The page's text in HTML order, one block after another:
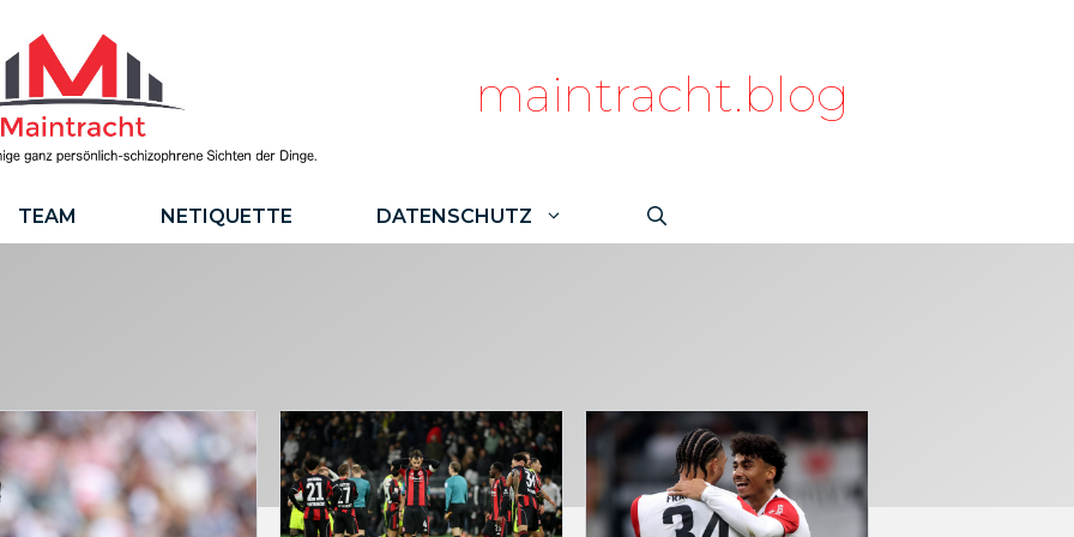
maintracht.blog
TEAM NETIQUETTE DATENSCHUTZ